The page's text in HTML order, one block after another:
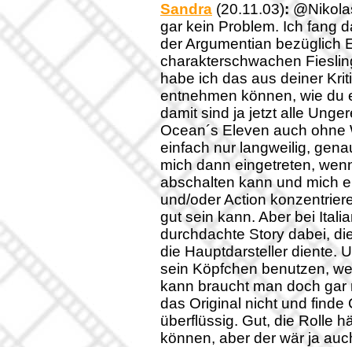
Sandra (20.11.03):
gar kein Problem. Ich fang
der Argumentian bezüglich
charakterschwachen
habe ich das aus deiner
entnehmen können, wie du
damit sind ja jetzt alle
Ocean´s Eleven auch
einfach nur langweilig,
mich dann eingetreten,
abschalten kann und mich
und/oder Action
gut sein kann. Aber bei
durchdachte Story dabei,
die Hauptdarsteller diente.
sein Köpfchen benutzen,
kann braucht man doch
das Original nicht und finde
überflüssig. Gut, die Rolle
können, aber der wär ja